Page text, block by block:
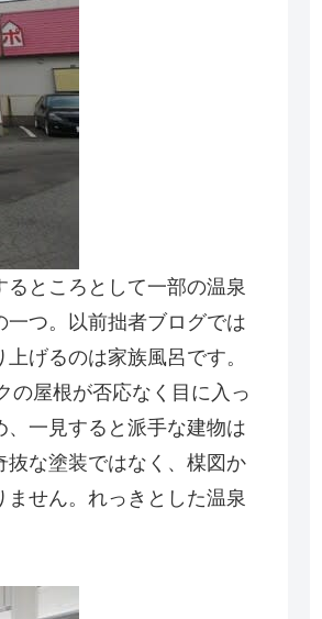
ところとして一部の温泉
つ。以前拙者ブログでは
上げるのは家族風呂です。
の屋根が否応なく目に入っ
一見すると派手な建物は
抜な塗装ではなく、楳図か
せん。れっきとした温泉